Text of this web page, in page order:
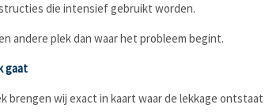
die intensief gebruikt worden.
andere plek dan waar het probleem begint.
gaat
brengen wij exact in kaart waar de lekkage